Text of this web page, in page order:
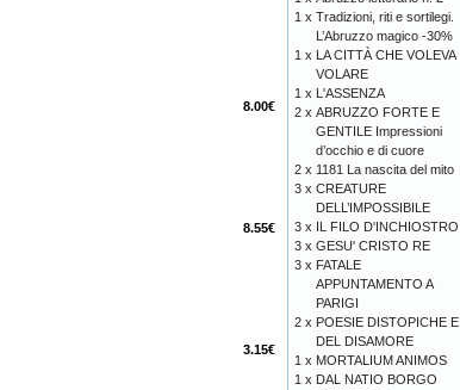
8.00€
8.55€
3.15€
1 x Tradizioni, riti e sortilegi.
L’Abruzzo magico -30%
1 x LA CITTÀ CHE VOLEVA
VOLARE
1 x L'ASSENZA
2 x ABRUZZO FORTE E
GENTILE Impressioni
d’occhio e di cuore
2 x 1181 La nascita del mito
3 x CREATURE
DELL’IMPOSSIBILE
3 x IL FILO D'INCHIOSTRO
3 x GESU' CRISTO RE
3 x FATALE
APPUNTAMENTO A
PARIGI
2 x POESIE DISTOPICHE E
DEL DISAMORE
1 x MORTALIUM ANIMOS
1 x DAL NATIO BORGO